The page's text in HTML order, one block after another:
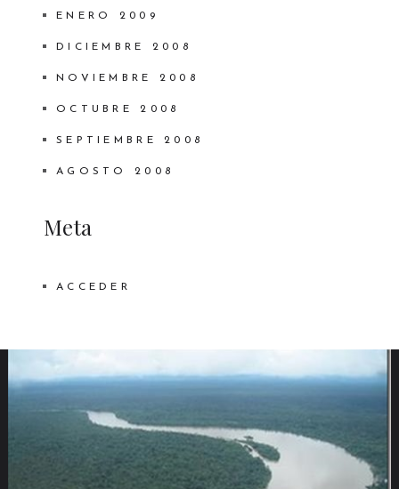
ENERO 2009
DICIEMBRE 2008
NOVIEMBRE 2008
OCTUBRE 2008
SEPTIEMBRE 2008
AGOSTO 2008
Meta
ACCEDER